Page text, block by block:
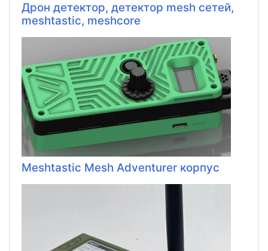
Дрон детектор, детектор mesh сетей,
meshtastic, meshcore
Meshtastic Mesh Adventurer корпус